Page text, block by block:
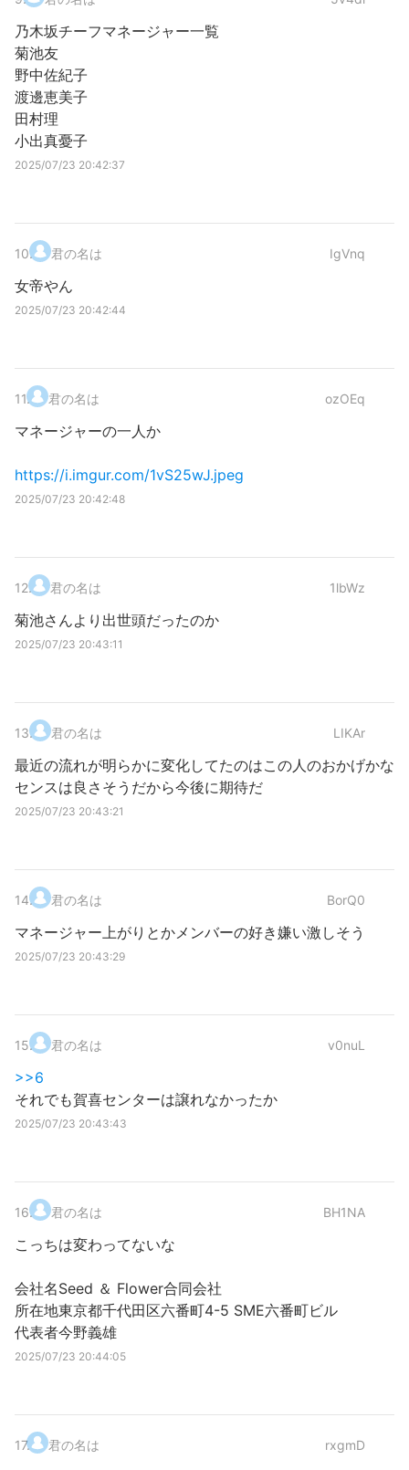
乃木坂チーフマネージャー一覧
菊池友
野中佐紀子
渡邊恵美子
田村理
小出真憂子
2025/07/23 20:42:37
10. 君の名は IgVnq
女帝やん
2025/07/23 20:42:44
11. 君の名は ozOEq
マネージャーの一人か
https://i.imgur.com/1vS25wJ.jpeg
2025/07/23 20:42:48
12. 君の名は 1lbWz
菊池さんより出世頭だったのか
2025/07/23 20:43:11
13. 君の名は LIKAr
最近の流れが明らかに変化してたのはこの人のおかげかな
センスは良さそうだから今後に期待だ
2025/07/23 20:43:21
14. 君の名は BorQ0
マネージャー上がりとかメンバーの好き嫌い激しそう
2025/07/23 20:43:29
15. 君の名は v0nuL
>>6
それでも賀喜センターは譲れなかったか
2025/07/23 20:43:43
16. 君の名は BH1NA
こっちは変わってないな
会社名Seed ＆ Flower合同会社
所在地東京都千代田区六番町4-5 SME六番町ビル
代表者今野義雄
2025/07/23 20:44:05
17. 君の名は rxgmD